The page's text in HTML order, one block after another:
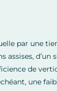
par une
assises, d’un
de
une